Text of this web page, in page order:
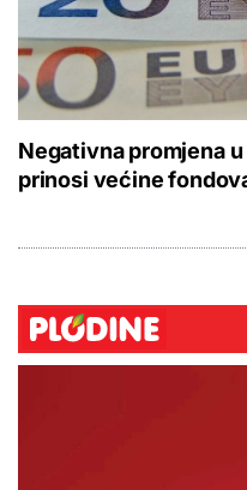
Negativna promjena
prinosi većine